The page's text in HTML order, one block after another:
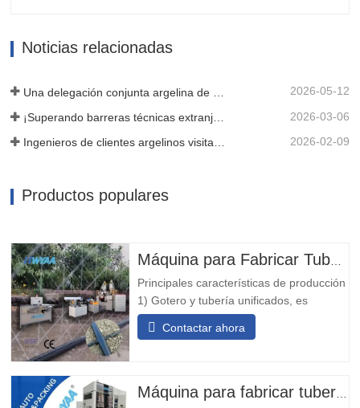
estructura robusta en forma de tira.
Posteriormente, utilizamos tecnología...
Noticias relacionadas
2026-05-12
2026-03-06
Ingenieros de clientes argelinos visitan el taller de HWYAA para intercambiar conocimientos técnicos 2026-02-09
Productos populares
Máquina para Fabricar Tuberías de Riego por Goteo con Micro-pulverización
Principales características de producción
1) Gotero y tubería unificados, es
conveniente para la instalación y el uso,
de bajo costo y con poca inversión. 2) El
rendimiento en la resistencia a
Contactar ahora
Máquina para fabricar tuberías de riego por goteo tipo tira de cinta T